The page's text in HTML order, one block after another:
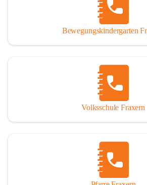
Bewegungskindergarten
Volksschule Fraxern